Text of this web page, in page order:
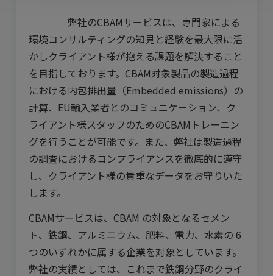
弊社のCBAMサービスは、専門家による
環境コンサルティングの知見と経験を最大限に活
かしクライアント様が抱える課題を解決すること
を目指しております。CBAM対象製品の製造過程
における内包排出量（Embedded emissions）の
計算、EU輸入業者とのコミュニケーション、ク
ライアント様スタッフのためのCBAMトレーニン
グを行うことが可能です。また、弊社は製造過程
の調査におけるコンプライアンスを徹底的に遵守
し、クライアント様の貴重なデータをお守りいた
します。
CBAMサービスは、CBAM の対象となるセメン
ト、鉄鋼、アルミニウム、肥料、電力、水素の 6
つのいずれかに属する企業を対象としています。
弊社の実績としては、これまで鉄鋼分野のクライ